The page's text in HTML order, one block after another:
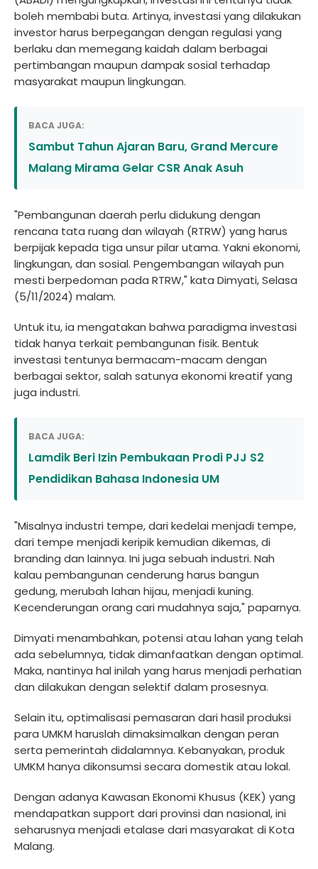
boleh membabi buta. Artinya, investasi yang dilakukan
investor harus berpegangan dengan regulasi yang
berlaku dan memegang kaidah dalam berbagai
pertimbangan maupun dampak sosial terhadap
masyarakat maupun lingkungan.
BACA JUGA:
Sambut Tahun Ajaran Baru, Grand Mercure
Malang Mirama Gelar CSR Anak Asuh
"Pembangunan daerah perlu didukung dengan
rencana tata ruang dan wilayah (RTRW) yang harus
berpijak kepada tiga unsur pilar utama. Yakni ekonomi,
lingkungan, dan sosial. Pengembangan wilayah pun
mesti berpedoman pada RTRW," kata Dimyati, Selasa
(5/11/2024) malam.
Untuk itu, ia mengatakan bahwa paradigma investasi
tidak hanya terkait pembangunan fisik. Bentuk
investasi tentunya bermacam-macam dengan
berbagai sektor, salah satunya ekonomi kreatif yang
juga industri.
BACA JUGA:
Lamdik Beri Izin Pembukaan Prodi PJJ S2
Pendidikan Bahasa Indonesia UM
"Misalnya industri tempe, dari kedelai menjadi tempe,
dari tempe menjadi keripik kemudian dikemas, di
branding dan lainnya. Ini juga sebuah industri. Nah
kalau pembangunan cenderung harus bangun
gedung, merubah lahan hijau, menjadi kuning.
Kecenderungan orang cari mudahnya saja," paparnya.
Dimyati menambahkan, potensi atau lahan yang telah
ada sebelumnya, tidak dimanfaatkan dengan optimal.
Maka, nantinya hal inilah yang harus menjadi perhatian
dan dilakukan dengan selektif dalam prosesnya.
Selain itu, optimalisasi pemasaran dari hasil produksi
para UMKM haruslah dimaksimalkan dengan peran
serta pemerintah didalamnya. Kebanyakan, produk
UMKM hanya dikonsumsi secara domestik atau lokal.
Dengan adanya Kawasan Ekonomi Khusus (KEK) yang
mendapatkan support dari provinsi dan nasional, ini
seharusnya menjadi etalase dari masyarakat di Kota
Malang.